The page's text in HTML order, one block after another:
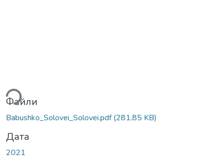
Файли
Babushko_Solovei_Solovei.pdf(281,85 KB)
Дата
2021